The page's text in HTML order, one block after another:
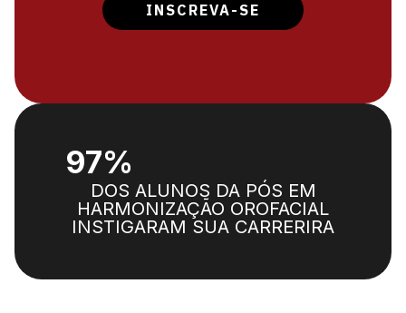
INSCREVA-SE
97%
DOS ALUNOS DA PÓS EM
HARMONIZAÇÃO OROFACIAL
INSTIGARAM SUA CARRERIRA